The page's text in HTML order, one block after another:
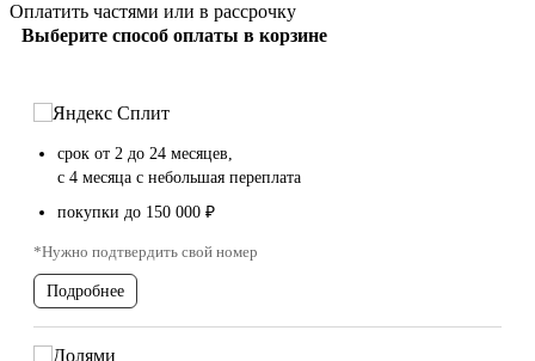
Оплатить частями или в рассрочку
Выберите способ оплаты в корзине
срок от 2 до 24 месяцев,
с 4 месяца с небольшая переплата
покупки до 150 000 ₽
*Нужно подтвердить свой номер
Подробнее